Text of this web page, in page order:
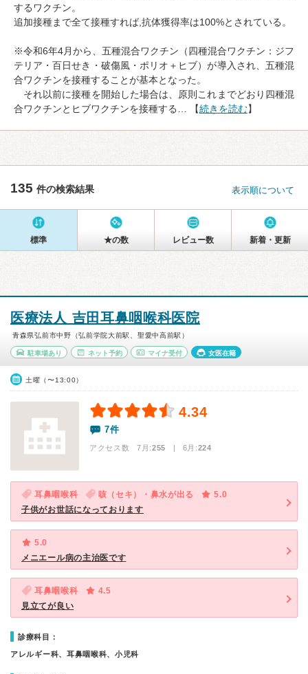
するワクチン。
追加接種まで全て接種すれば,抗体獲得率は100%とされている。
※令和6年4月から、五種混合ワクチン（四種混合ワクチン：ジフ
テリア・百日せき・破傷風・ポリオ＋ヒブ）が導入され、五種混
合ワクチンを接種することが基本となった。
それ以前に接種を開始した場合は、原則これまでどおり四種混
合ワクチンとヒブワクチンを接種する… 【続きを読む】
135 件の検索結果 表示順について
標準 ★の数 レビュー数 新着・更新
医療法人 吉田耳鼻咽喉科医院
青森県弘前市中野（弘前学院大前駅、聖愛中高前駅）
駐車場あり ネット予約 マイナ受付 女医在籍
土曜（〜13:00）
4.34
7件
アクセス数 7月:255 | 6月:224
耳鼻咽喉科 咳（セキ）・鼻水が出る
5.0
子供がお世話になっております
5.0
メニエール病の主治医です
耳鼻咽喉科
4.5
見立てが良い
診療科目：
アレルギー科、耳鼻咽喉科、小児科